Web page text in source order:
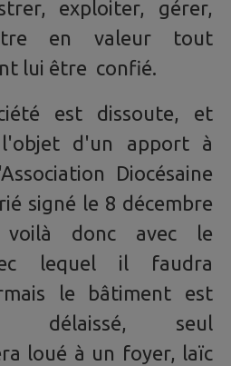
exploiter, gérer,
en valeur tout
lui être confié.
est dissoute, et
d'un apport à
Diocésaine
signé le 8 décembre
donc avec le
lequel il faudra
le bâtiment est
délaissé, seul
loué à un foyer, laïc